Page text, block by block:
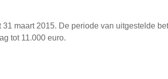
maart 2015. De periode van uitgestelde
tot 11.000 euro.